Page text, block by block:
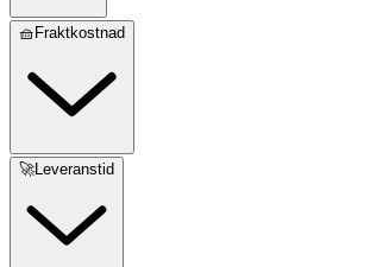
🧺Fraktkostnad
🚀Leveranstid